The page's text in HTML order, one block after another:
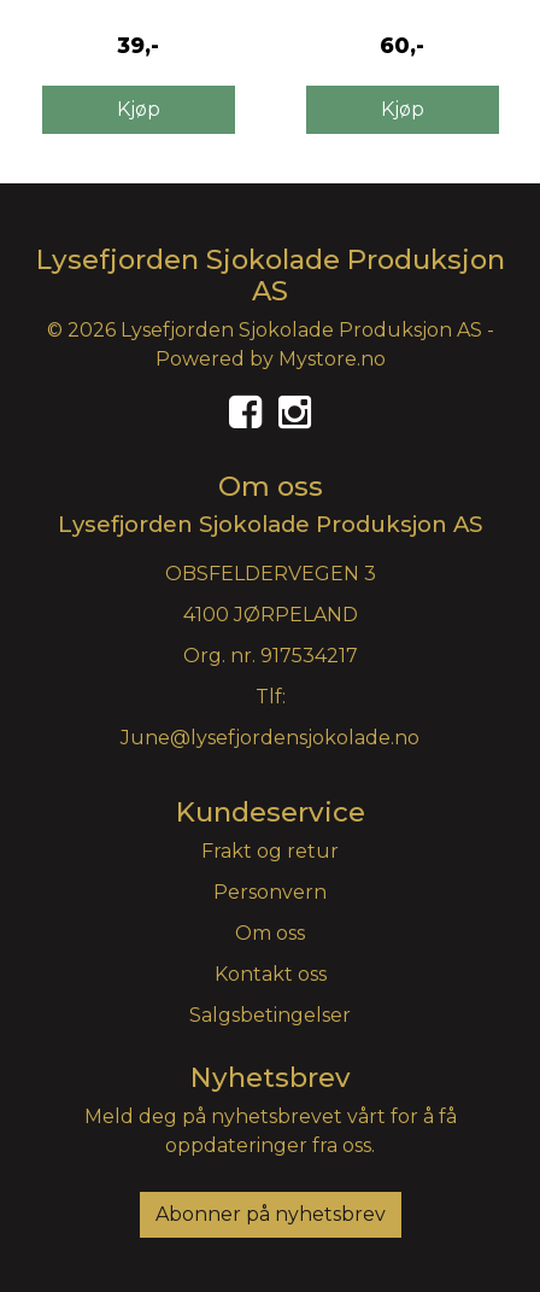
39,-
Kjøp
60,-
Kjøp
Lysefjorden Sjokolade Produksjon
AS
© 2026 Lysefjorden Sjokolade Produksjon AS -
Powered by Mystore.no
Om oss
Lysefjorden Sjokolade Produksjon AS
OBSFELDERVEGEN 3
4100 JØRPELAND
Org. nr. 917534217
Tlf:
June@lysefjordensjokolade.no
Kundeservice
Frakt og retur
Personvern
Om oss
Kontakt oss
Salgsbetingelser
Nyhetsbrev
Meld deg på nyhetsbrevet vårt for å få
oppdateringer fra oss.
Abonner på nyhetsbrev